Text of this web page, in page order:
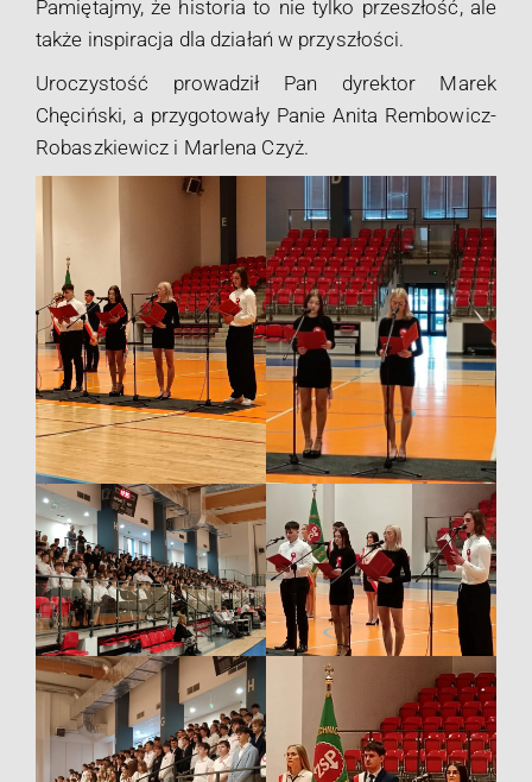
Pamiętajmy, że historia to nie tylko przeszłość, ale
także inspiracja dla działań w przyszłości.
Uroczystość prowadził Pan dyrektor Marek
Chęciński, a przygotowały Panie Anita Rembowicz-
Robaszkiewicz i Marlena Czyż.